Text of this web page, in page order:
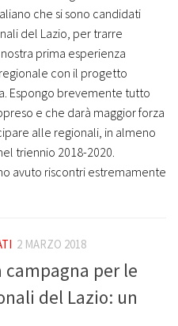
che si sono candidati
del Lazio, per trarre
prima esperienza
con il progetto
Espongo brevemente tutto
e che darà maggior forza
alle regionali, in almeno
triennio 2018-2020.
avuto riscontri estremamente
2 MARZO 2018
campagna per le
del Lazio: un